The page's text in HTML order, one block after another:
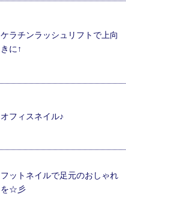
ケラチンラッシュリフトで上向
きに↑
オフィスネイル♪
フットネイルで足元のおしゃれ
を☆彡